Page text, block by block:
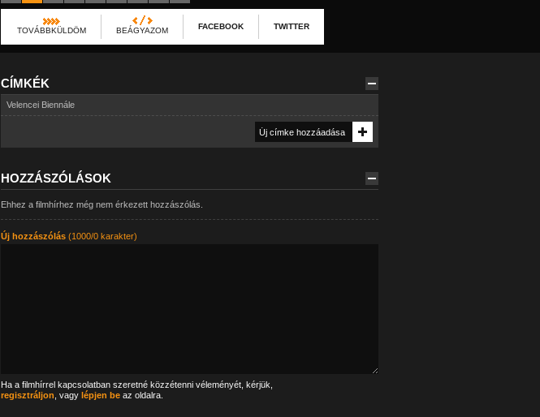
TOVÁBBKÜLDÖM BEÁGYAZOM FACEBOOK TWITTER
CÍMKÉK
Velencei Biennále
HOZZÁSZÓLÁSOK
Ehhez a filmhírhez még nem érkezett hozzászólás.
Új hozzászólás(1000/0 karakter)
Ha a filmhírrel kapcsolatban szeretné közzétenni véleményét, kérjük,
regisztráljon , vagy lépjen beaz oldalra.